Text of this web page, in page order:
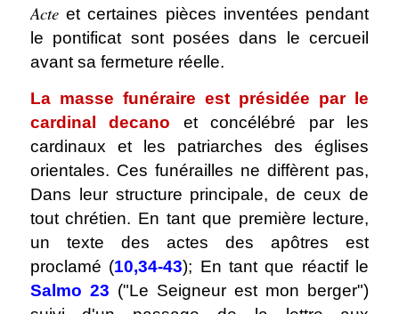
Acteet certaines pièces inventées pendant
le pontificat sont posées dans le cercueil
avant sa fermeture réelle.
La masse funéraire est présidée par le
cardinal decano et concélébré par les
cardinaux et les patriarches des églises
orientales. Ces funérailles ne diffèrent pas,
Dans leur structure principale, de ceux de
tout chrétien. En tant que première lecture,
un texte des actes des apôtres est
proclamé (10,34-43); En tant que réactif le
Salmo 23 ("Le Seigneur est mon berger")